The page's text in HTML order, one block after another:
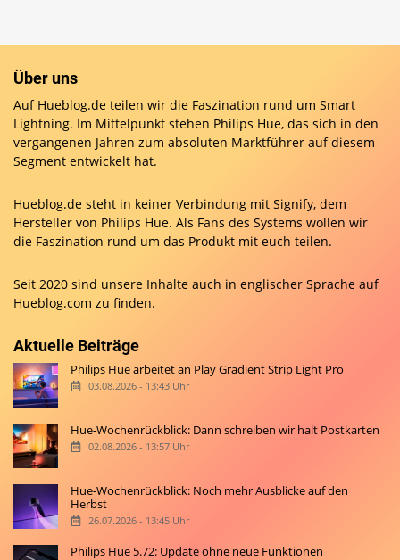
Über uns
Auf Hueblog.de teilen wir die Faszination rund um Smart
Lightning. Im Mittelpunkt stehen Philips Hue, das sich in den
vergangenen Jahren zum absoluten Marktführer auf diesem
Segment entwickelt hat.
Hueblog.de steht in keiner Verbindung mit Signify, dem
Hersteller von Philips Hue. Als Fans des Systems wollen wir
die Faszination rund um das Produkt mit euch teilen.
Seit 2020 sind unsere Inhalte auch in englischer Sprache auf
Hueblog.com zu finden.
Aktuelle Beiträge
Philips Hue arbeitet an Play Gradient Strip Light Pro
03.08.2026 - 13:43 Uhr
Hue-Wochenrückblick: Dann schreiben wir halt Postkarten
02.08.2026 - 13:57 Uhr
Hue-Wochenrückblick: Noch mehr Ausblicke auf den
Herbst
26.07.2026 - 13:45 Uhr
Philips Hue 5.72: Update ohne neue Funktionen